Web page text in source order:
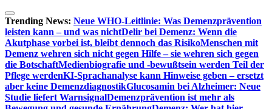
Zum
Inhalt
springen
Trending News: Neue WHO-Leitlinie: Was Demenzprävention
leisten kann – und was nichtDelir bei Demenz: Wenn die
Akutphase vorbei ist, bleibt dennoch das RisikoMenschen mit
Demenz wehren sich nicht gegen Hilfe – sie wehren sich gegen
die BotschaftMedienbiografie und -bewußtsein werden Teil der
Pflege werdenKI-Sprachanalyse kann Hinweise geben – ersetzt
aber keine DemenzdiagnostikGlucosamin bei Alzheimer: Neue
Studie liefert WarnsignalDemenzprävention ist mehr als